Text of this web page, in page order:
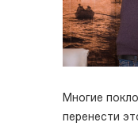
Многие
перенести